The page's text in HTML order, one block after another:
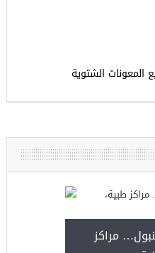
المعونات الشتوية
للسوريين في اسطنبول…